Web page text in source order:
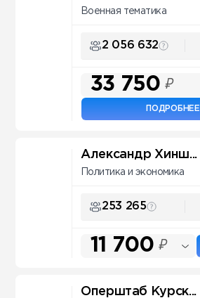
Военная тематика
2 056 632
33 750 ₽
ПОДРОБНЕЕ
Александр Хинш...
Политика и экономика
253 265
11 700 ₽
Оперштаб Курск...